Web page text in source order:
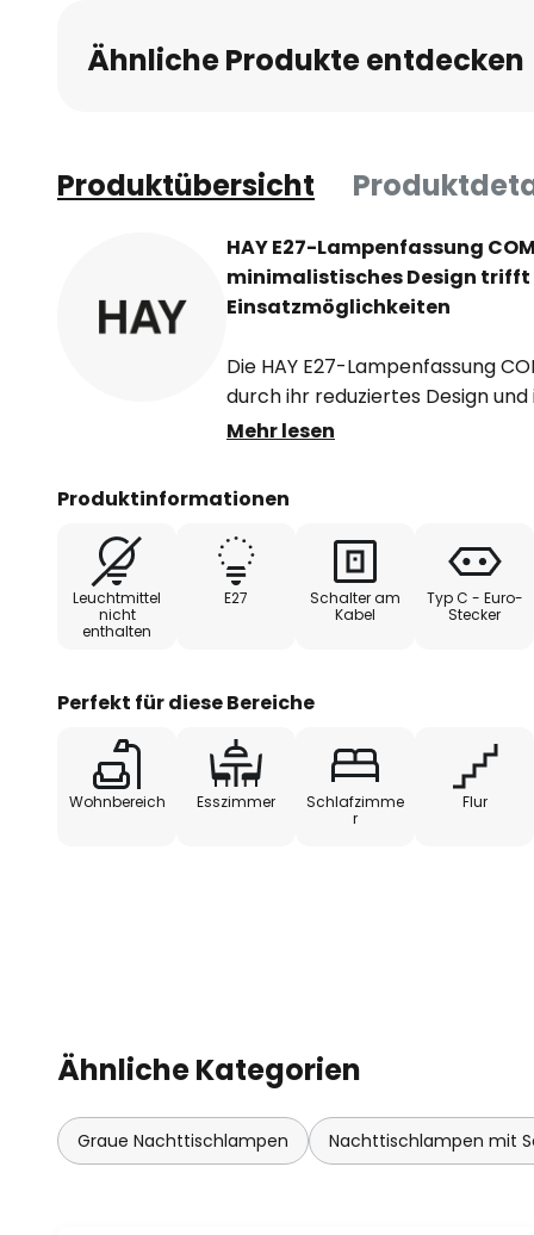
Ähnliche Produkte entdecken
Produktübersicht
HAY E27-Lampenfassung
minimalistisches Design
Einsatzmöglichkeiten
Die HAY E27-Lampenfassung
durch ihr reduziertes Design
Gefertigt aus hochwertigem
Schlafzimmer oder den
Charakter und ermöglicht eine
unterschiedlichste
Kombination mit weiteren
robuste Materialwahl sorgt
zuverlässige Funktionalität.
Mehr lesen
Produktinformationen
Leuchtmittel
nicht
enthalten
E27
Schalter am
Kabel
Typ C - Euro-
Stecker
Perfekt für diese Bereiche
Wohnbereich Esszimmer
Schlafzimme
r
Flur
Ähnliche Kategorien
Graue Nachttischlampen Nachttischlampen mit